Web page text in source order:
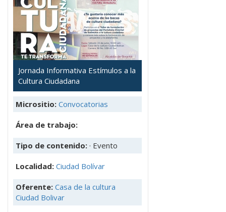
Jornada Informativa Estímulos a la
Cultura Ciudadana
Micrositio: Convocatorias
Área de trabajo:
Tipo de contenido: · Evento
Localidad: Ciudad Bolívar
Oferente: Casa de la cultura
Ciudad Bolivar